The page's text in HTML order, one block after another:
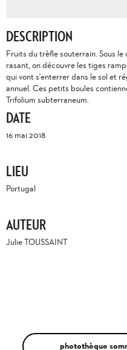
DESCRIPTION
Fruits du trèfle souterrain. Sous le
rasant, on découvre les tiges
qui vont s'enterrer dans le sol et
annuel. Ces petits boules
Trifolium subterraneum.
DATE
16 mai 2018
LIEU
Portugal
AUTEUR
Julie TOUSSAINT
photothèque